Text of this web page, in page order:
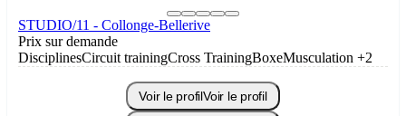
STUDIO/11 - Collonge-Bellerive
Prix sur demande
DisciplinesCircuit trainingCross TrainingBoxeMusculation +2
Voir le profilVoir le profil